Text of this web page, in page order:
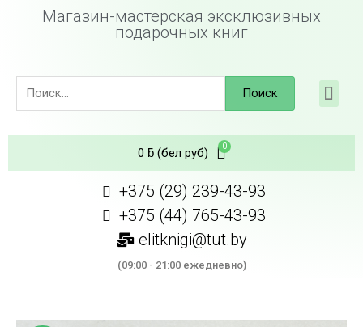
Магазин-мастерская эксклюзивных
подарочных книг
Поиск
0 ƃ(бел руб)
+375 (29) 239-43-93
+375 (44) 765-43-93
elitknigi@tut.by
(09:00 - 21:00 ежедневно)